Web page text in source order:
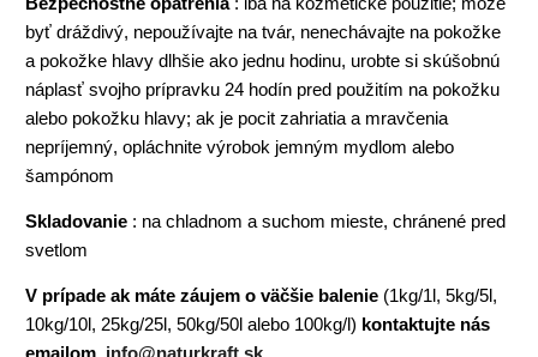
byť dráždivý, nepoužívajte na tvár, nenechávajte na pokožke
a pokožke hlavy dlhšie ako jednu hodinu, urobte si skúšobnú
náplasť svojho prípravku 24 hodín pred použitím na pokožku
alebo pokožku hlavy; ak je pocit zahriatia a mravčenia
nepríjemný, opláchnite výrobok jemným mydlom alebo
šampónom
Skladovanie : na chladnom a suchom mieste, chránené pred
svetlom
V prípade ak máte záujem o väčšie balenie (1kg/1l, 5kg/5l,
10kg/10l, 25kg/25l, 50kg/50l alebo 100kg/l) kontaktujte nás
emailom, info@naturkraft.sk